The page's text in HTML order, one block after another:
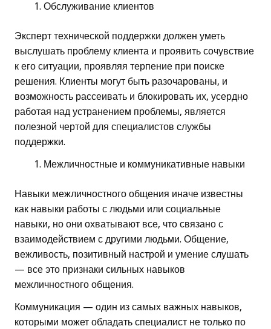
Обслуживание клиентов
Эксперт технической поддержки должен уметь
выслушать проблему клиента и проявить сочувствие
к его ситуации, проявляя терпение при поиске
решения. Клиенты могут быть разочарованы, и
возможность рассеивать и блокировать их, усердно
работая над устранением проблемы, является
полезной чертой для специалистов службы
поддержки.
Межличностные и коммуникативные навыки
Навыки межличностного общения иначе известны
как навыки работы с людьми или социальные
навыки, но они охватывают все, что связано с
взаимодействием с другими людьми. Общение,
вежливость, позитивный настрой и умение слушать
— все это признаки сильных навыков
межличностного общения.
Коммуникация — один из самых важных навыков,
которыми может обладать специалист не только по